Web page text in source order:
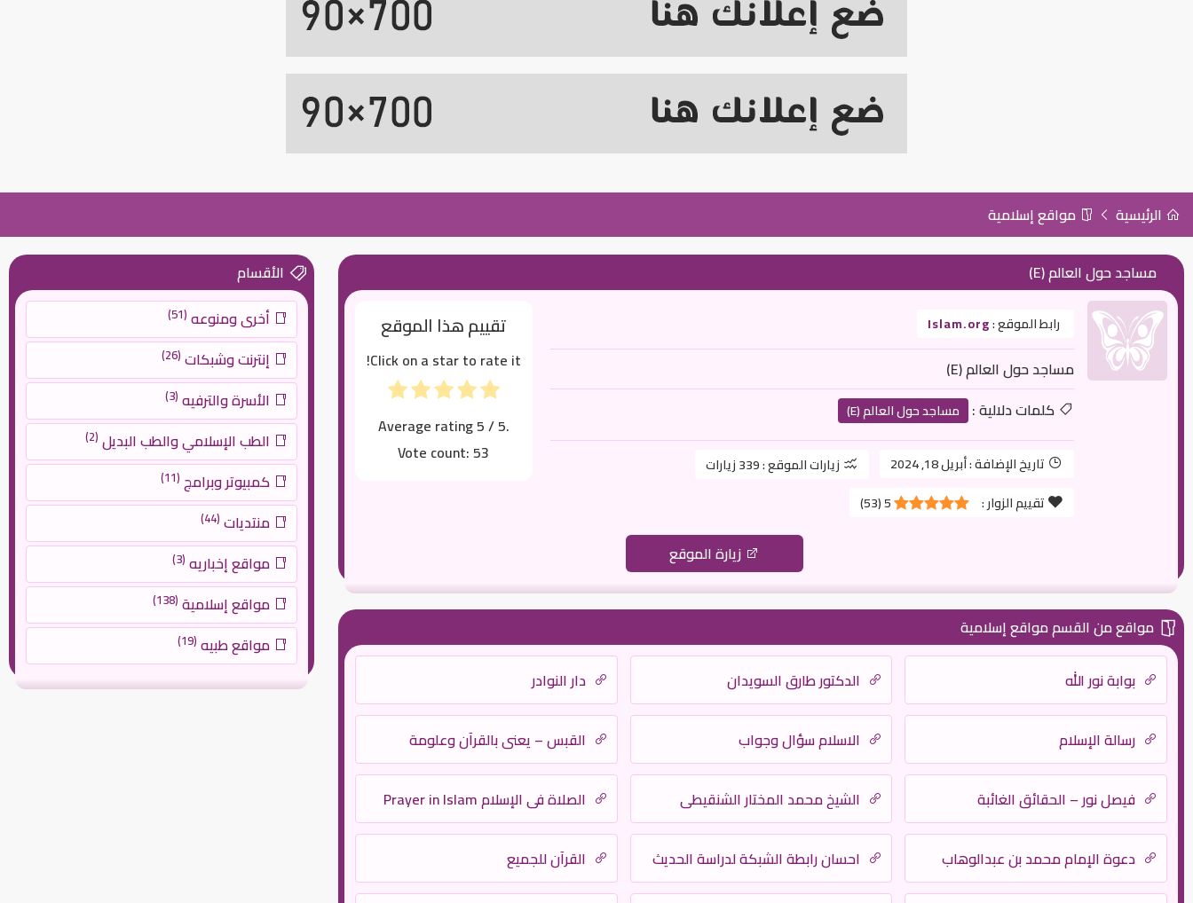
الرئيسية مواقع إسلامية
مساجد حول العالم (E)
رابط الموقع :Islam.org
مساجد حول العالم (E)
كلمات دلالية :
مساجد حول العالم (E)
تاريخ الإضافة :أبريل 18, 2024 زيارات الموقع :339 زيارات
تقييم الزوار :
5
(
53
)
تقييم هذا الموقع
Click on a star to rate it!
Average rating5/ 5.
Vote count:53
زيارة الموقع
مواقع من القسم مواقع إسلامية
بوابة نور الله
الدكتور طارق السويدان دار النوادر
رسالة الإسلام الاسلام سؤال وجواب القبس – يعني بالقرآن وعلومة
فيصل نور – الحقائق الغائبة الشيخ محمد المختار الشنقيطي الصلاة في الإسلام Prayer in Islam
دعوة الإمام محمد بن عبدالوهاب احسان رابطة الشبكة لدراسة الحديث القرآن للجميع
الأقسام
أخرى ومنوعه (51)
إنترنت وشبكات (26)
الأسرة والترفيه (3)
الطب الإسلامي والطب البديل (2)
كمبيوتر وبرامج (11)
منتديات (44)
مواقع إخباريه (3)
مواقع إسلامية (138)
مواقع طبيه (19)